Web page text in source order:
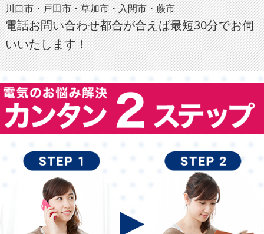
川口市・戸田市・草加市・入間市・蕨市
電話お問い合わせ都合が合えば最短30分でお伺
いいたします！